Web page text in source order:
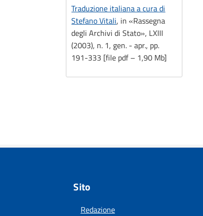
Traduzione italiana a cura di
Stefano Vitali, in «Rassegna
degli Archivi di Stato», LXIII
(2003), n. 1, gen. - apr., pp.
191-333 [file pdf – 1,90 Mb]
Sito
Redazione